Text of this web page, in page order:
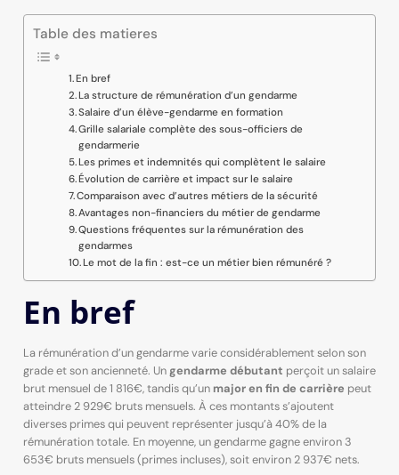
Table des matieres
En bref
La structure de rémunération d’un gendarme
Salaire d’un élève-gendarme en formation
Grille salariale complète des sous-officiers de
gendarmerie
Les primes et indemnités qui complètent le salaire
Évolution de carrière et impact sur le salaire
Comparaison avec d’autres métiers de la sécurité
Avantages non-financiers du métier de gendarme
Questions fréquentes sur la rémunération des
gendarmes
Le mot de la fin : est-ce un métier bien rémunéré ?
En bref
La rémunération d’un gendarme varie considérablement selon son
grade et son ancienneté. Ungendarme débutant perçoit un salaire
brut mensuel de 1 816€, tandis qu’un major en fin de carrière peut
atteindre 2 929€ bruts mensuels. À ces montants s’ajoutent
diverses primes qui peuvent représenter jusqu’à 40% de la
rémunération totale. En moyenne, un gendarme gagne environ 3
653€ bruts mensuels (primes incluses), soit environ 2 937€ nets.